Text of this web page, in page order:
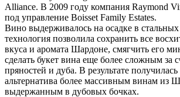
Alliance. В 2009 году компания Raymond
под управление Boisset Family Estates.
Вино выдерживалось на осадке в стальных
технология позволила сохранить все
вкуса и аромата Шардоне, смягчить его
сделать букет вина еще более сложным за
пряностей и дуба. В результате
альтернатива более массивным винам из
выдержанным в дубовых бочках.